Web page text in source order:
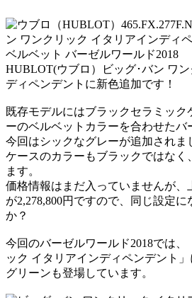
HUBLOT(ウブロ）ビッグ･バン ワ
ディペンデントに新色追加です！
既存モデルにはブラックセラミッ
ーのベルベットカラーを合わせたバ
今回はシックなグレーが追加されま
ケースのカラーもブラックではなく
ます。
価格情報はまだ入っていませんが、
が2,278,800円ですので、同じ設定
か？
今回のバーゼルワールド2018では、
ック イタリアインディペンデント」
グリーンも登場しています。